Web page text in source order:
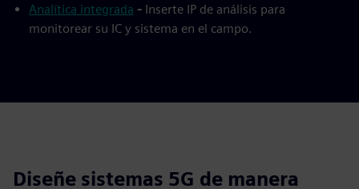
Analítica integrada - Inserte IP de análisis para
monitorear su IC y sistema en el campo.
Diseñe sistemas 5G de manera